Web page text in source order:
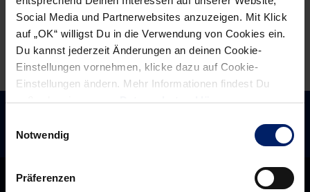
Social Media und Partnerwebsites anzuzeigen. Mit Klick
auf „OK“ willigst Du in die Verwendung von Cookies ein.
Du kannst jederzeit Änderungen an deinen Cookie-
Einstellungen vornehmen, klicke dazu auf Cookie-
Einstellungen ändern. Mehr Informationen findest Du
außerdem in unsererDatenschutzerklärung.
Notwendig
Präferenzen